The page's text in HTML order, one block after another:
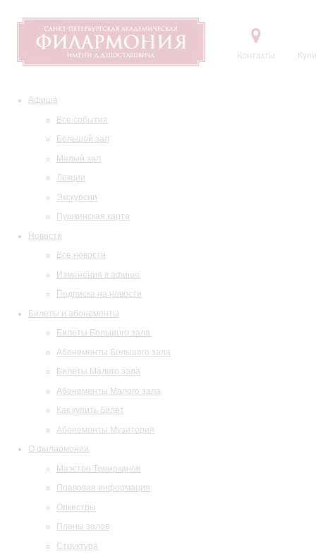
Контакты
Афиша
Все события
Большой зал
Малый зал
Лекции
Экскурсии
Пушкинская карта
Новости
Все новости
Изменения в афише
Подписка на новости
Билеты и абонементы
Билеты Большого зала
Абонементы Большого зала
Билеты Малого зала
Абонементы Малого зала
Как купить билет
Абонементы Музитория
О филармонии
Маэстро Темирканов
Правовая информация
Оркестры
Планы залов
Структура